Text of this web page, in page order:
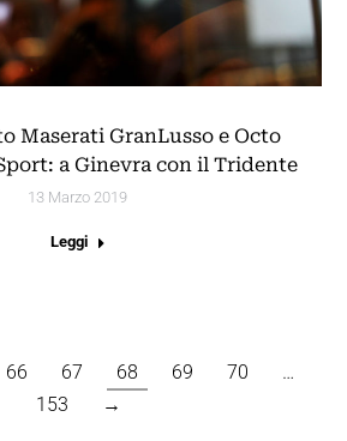
Maserati GranLusso e Octo
a Ginevra con il Tridente
13 Marzo 2019
Leggi
66 67 68 69 70
…
153
→